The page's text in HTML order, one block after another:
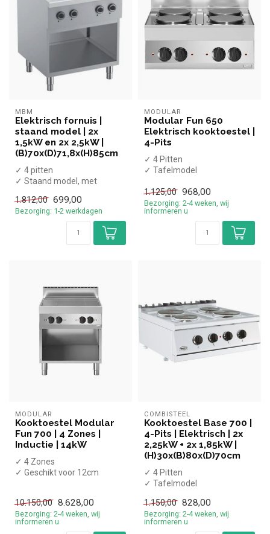
MBM
Elektrisch fornuis |
staand model | 2x
1,5kW en 2x 2,5kW |
(B)70x(D)71,8x(H)85cm
✓ 4 pitten
✓ Staand model, met
✓ 8 kW
✓ 400 Volt
1.812,00 699,00
Bezorging: 1-2 werkdagen
MODULAR
Modular Fun 650
Elektrisch kooktoestel |
4-Pits
✓ 4 Pitten
✓ Tafelmodel
✓ 400 Volt
1.125,00 968,00
Bezorging: 2-4 weken, wij
informeren u
MODULAR
Kooktoestel Modular
Fun 700 | 4 Zones |
Inductie | 14kW
✓ 4 Zones
✓ Geschikt voor 12cm
✓ 14 kW
✓ 400 ...
10.150,00 8.628,00
Bezorging: 2-4 weken, wij
informeren u
COMBISTEEL
Kooktoestel Base 700 |
4-Pits | Elektrisch | 2x
2,25kW + 2x 1,85kW |
(H)30x(B)80x(D)70cm
✓ 4 Pitten
✓ Tafelmodel
✓ 400 Volt
1.150,00 828,00
Bezorging: 2-4 weken, wij
informeren u